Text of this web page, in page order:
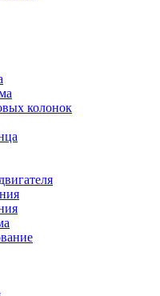
колонок